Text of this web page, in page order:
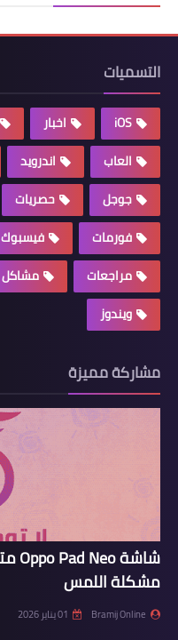
التسميات
iOS اخبار
العاب
اندرويد
جوجل
حصريات
فورمات
فيسبوك
مراجعات
مشاكل
ويندوز
مشاركة مميزة
مشكلة اللمس
Bramij Online 01 يناير 2026